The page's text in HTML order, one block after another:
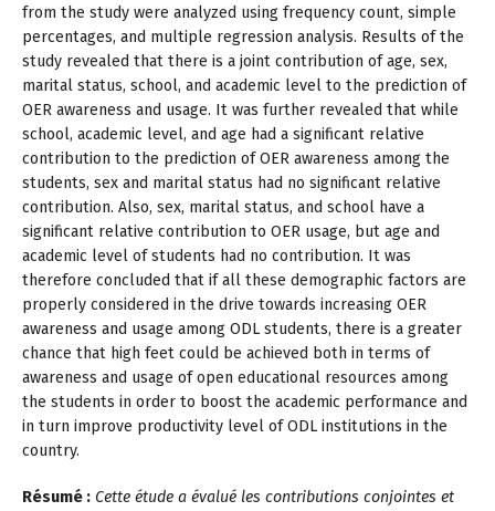
from the study were analyzed using frequency count, simple
percentages, and multiple regression analysis. Results of the
study revealed that there is a joint contribution of age, sex,
marital status, school, and academic level to the prediction of
OER awareness and usage. It was further revealed that while
school, academic level, and age had a significant relative
contribution to the prediction of OER awareness among the
students, sex and marital status had no significant relative
contribution. Also, sex, marital status, and school have a
significant relative contribution to OER usage, but age and
academic level of students had no contribution. It was
therefore concluded that if all these demographic factors are
properly considered in the drive towards increasing OER
awareness and usage among ODL students, there is a greater
chance that high feet could be achieved both in terms of
awareness and usage of open educational resources among
the students in order to boost the academic performance and
in turn improve productivity level of ODL institutions in the
country.
Résumé : Cette étude a évalué les contributions conjointes et